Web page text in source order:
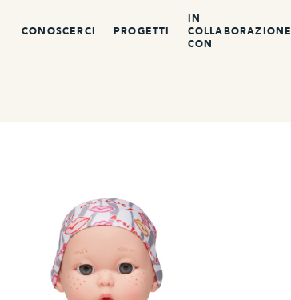
CONOSCERCI PROGETTI
IN
COLLABORAZIONE
CON